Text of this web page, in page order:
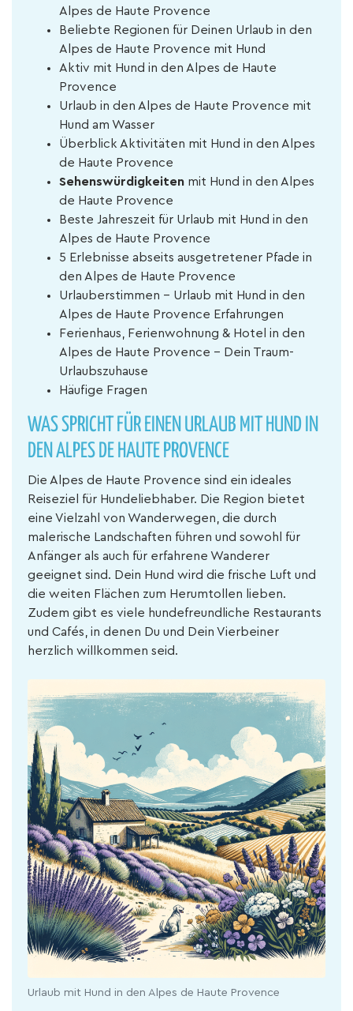
Alpes de Haute Provence
Beliebte Regionen für Deinen Urlaub in den
Alpes de Haute Provence mit Hund
Aktiv mit Hund in den Alpes de Haute
Provence
Urlaub in den Alpes de Haute Provence mit
Hund am Wasser
Überblick Aktivitäten mit Hund in den Alpes
de Haute Provence
Sehenswürdigkeiten mit Hund in den Alpes
de Haute Provence
Beste Jahreszeit für Urlaub mit Hund in den
Alpes de Haute Provence
5 Erlebnisse abseits ausgetretener Pfade in
den Alpes de Haute Provence
Urlauberstimmen - Urlaub mit Hund in den
Alpes de Haute Provence Erfahrungen
Ferienhaus, Ferienwohnung & Hotel in den
Alpes de Haute Provence – Dein Traum-
Urlaubszuhause
Häufige Fragen
WAS SPRICHT FÜR EINEN URLAUB MIT HUND IN
DEN ALPES DE HAUTE PROVENCE
Die Alpes de Haute Provence sind ein ideales
Reiseziel für Hundeliebhaber. Die Region bietet
eine Vielzahl von Wanderwegen, die durch
malerische Landschaften führen und sowohl für
Anfänger als auch für erfahrene Wanderer
geeignet sind. Dein Hund wird die frische Luft und
die weiten Flächen zum Herumtollen lieben.
Zudem gibt es viele hundefreundliche Restaurants
und Cafés, in denen Du und Dein Vierbeiner
herzlich willkommen seid.
Urlaub mit Hund in den Alpes de Haute Provence